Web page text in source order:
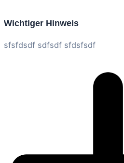
Wichtiger Hinweis
sfsfdsdf sdfsdf sfdsfsdf